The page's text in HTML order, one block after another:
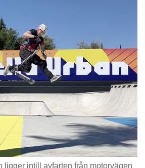
ligger intill avfarten från motorvägen